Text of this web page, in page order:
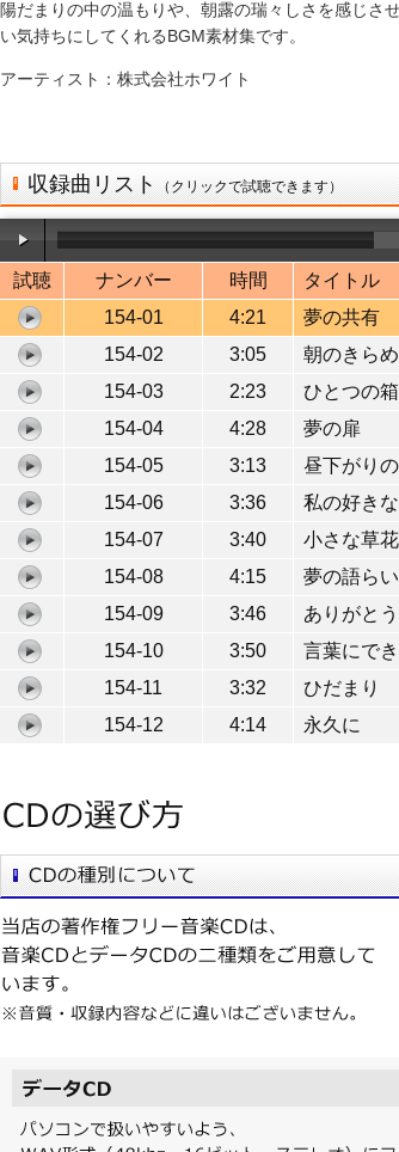
陽だまりの中の温もりや、朝露の瑞々しさを感じさ
い気持ちにしてくれるBGM素材集です。
アーティスト：株式会社ホワイト
収録曲リスト（クリックで試聴できます）
試聴 ナンバー 時間
タイトル
154-01
4:21
夢の共有
154-02
3:05
朝のきら
154-03
2:23
ひとつの箱
154-04
4:28
夢の扉
154-05
3:13
昼下がり
154-06
3:36
私の好き
154-07
3:40
小さな草花
154-08
4:15
夢の語らい
154-09
3:46
ありがとう
154-10
3:50
言葉にで
154-11
3:32
ひだまり
154-12
4:14 永久に